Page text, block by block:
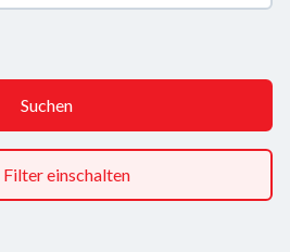
Suchen
Filter einschalten